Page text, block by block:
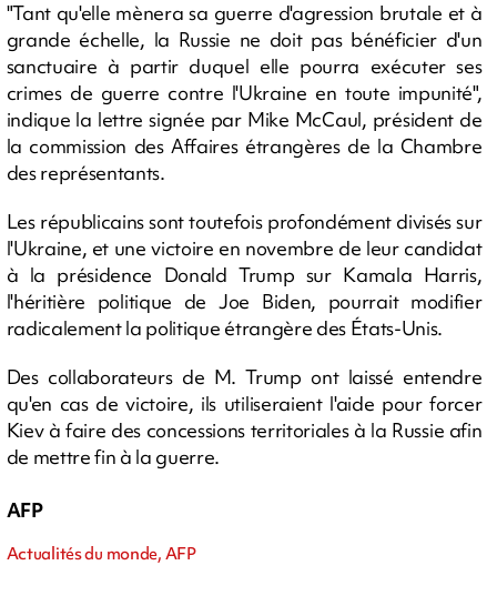
"Tant qu'elle mènera sa guerre d'agression brutale et à
grande échelle, la Russie ne doit pas bénéficier d'un
sanctuaire à partir duquel elle pourra exécuter ses
crimes de guerre contre l'Ukraine en toute impunité",
indique la lettre signée par Mike McCaul, président de
la commission des Affaires étrangères de la Chambre
des représentants.
Les républicains sont toutefois profondément divisés sur
l'Ukraine, et une victoire en novembre de leur candidat
à la présidence Donald Trump sur Kamala Harris,
l'héritière politique de Joe Biden, pourrait modifier
radicalement la politique étrangère des États-Unis.
Des collaborateurs de M. Trump ont laissé entendre
qu'en cas de victoire, ils utiliseraient l'aide pour forcer
Kiev à faire des concessions territoriales à la Russie afin
de mettre fin à la guerre.
AFP
Actualités du monde, AFP